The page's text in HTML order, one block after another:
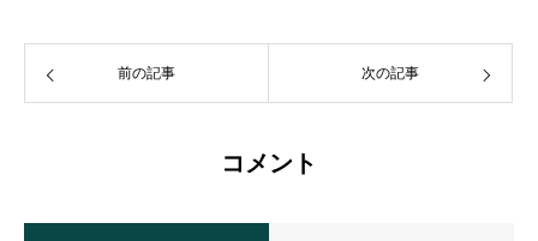
前の記事 次の記事
コメント